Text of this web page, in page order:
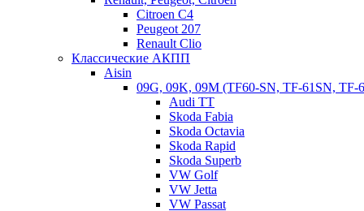
Citroen C4
Peugeot 207
Renault Clio
Классические АКПП
Aisin
09G, 09K, 09M (TF60-SN, TF-61SN, TF-
Audi TT
Skoda Fabia
Skoda Octavia
Skoda Rapid
Skoda Superb
VW Golf
VW Jetta
VW Passat